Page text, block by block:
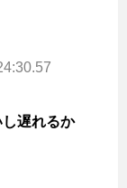
遅れるか